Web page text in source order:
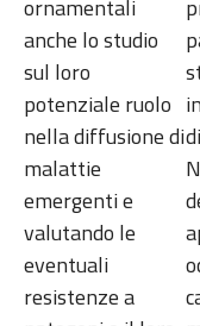
ornamentali
anche lo studio
sul loro
potenziale ruolo
nella diffusione di
malattie
emergenti e
valutando le
eventuali
resistenze a